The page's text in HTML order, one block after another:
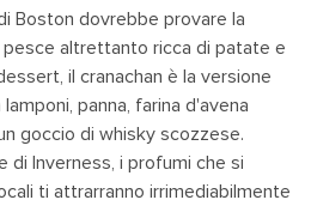
Boston dovrebbe provare la
pesce altrettanto ricca di patate e
il cranachan è la versione
panna, farina d'avena
goccio di whisky scozzese.
di Inverness, i profumi che si
ti attrarranno irrimediabilmente